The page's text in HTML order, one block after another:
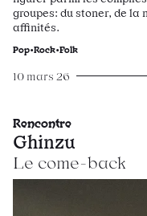
groupes: du stoner, de la
affinités.
Pop•Rock•Folk
10 mars 26
Rencontre
Ghinzu
Le come-back